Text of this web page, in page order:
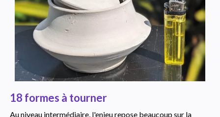
18 formes à tourner
Au niveau intermédiaire, l'enjeu repose beaucoup sur la